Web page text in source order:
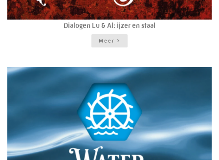
Dialogen Lu & Al: ijzer en staal
Meer